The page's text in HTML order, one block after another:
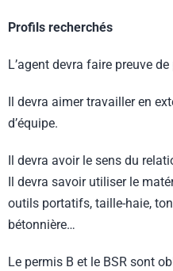
Profils recherchés
L’agent devra faire preuve
Il devra aimer travailler en
d’équipe.
Il devra avoir le sens du
Il devra savoir utiliser le
outils portatifs, taille-haie,
bétonnière…
Le permis B et le BSR sont